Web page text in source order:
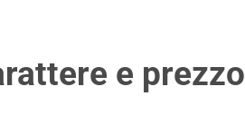
e prezzo